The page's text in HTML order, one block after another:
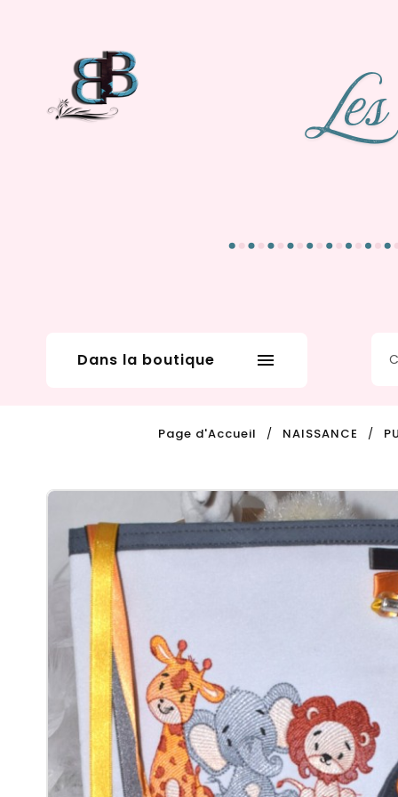
Dans la boutique 
Page d'Accueil NAISSANCE